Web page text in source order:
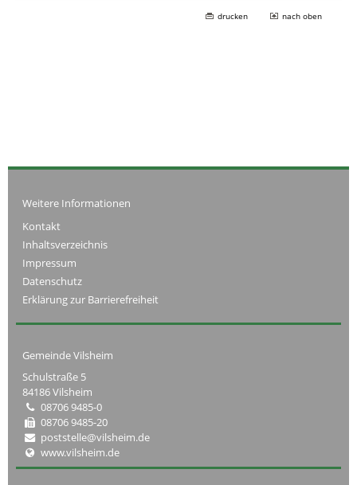
drucken nach oben
Weitere Informationen
Kontakt
Inhaltsverzeichnis
Impressum
Datenschutz
Erklärung zur Barrierefreiheit
Gemeinde Vilsheim
Schulstraße 5
84186 Vilsheim
08706 9485-0
08706 9485-20
poststelle@vilsheim.de
www.vilsheim.de